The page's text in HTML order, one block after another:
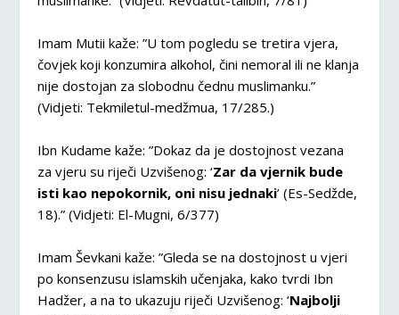
Imam Mutii kaže: ”U tom pogledu se tretira vjera,
čovjek koji konzumira alkohol, čini nemoral ili ne klanja
nije dostojan za slobodnu čednu muslimanku.”
(Vidjeti: Tekmiletul-medžmua, 17/285.)
Ibn Kudame kaže: ”Dokaz da je dostojnost vezana
za vjeru su riječi Uzvišenog: ‘Zar da vjernik bude
isti kao nepokornik, oni nisu jednaki’ (Es-Sedžde,
18).” (Vidjeti: El-Mugni, 6/377)
Imam Ševkani kaže: ”Gleda se na dostojnost u vjeri
po konsenzusu islamskih učenjaka, kako tvrdi Ibn
Hadžer, a na to ukazuju riječi Uzvišenog: ‘Najbolji